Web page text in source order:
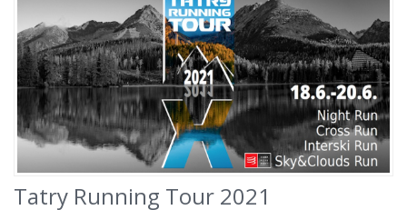
Tatry Running Tour 2021